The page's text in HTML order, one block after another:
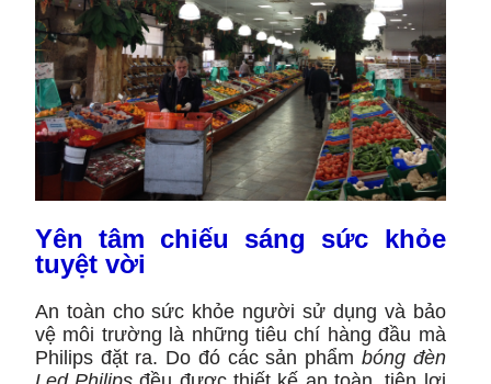
Yên tâm chiếu sáng sức khỏe
tuyệt vời
An toàn cho sức khỏe người sử dụng và bảo
vệ môi trường là những tiêu chí hàng đầu mà
Philips đặt ra. Do đó các sản phẩm bóng đèn